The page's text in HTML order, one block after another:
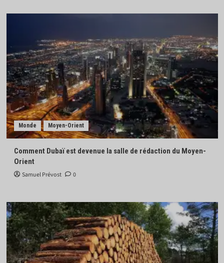
Monde Moyen-Orient
Comment Dubaï est devenue la salle de rédaction du Moyen-
Orient
Samuel Prévost 0